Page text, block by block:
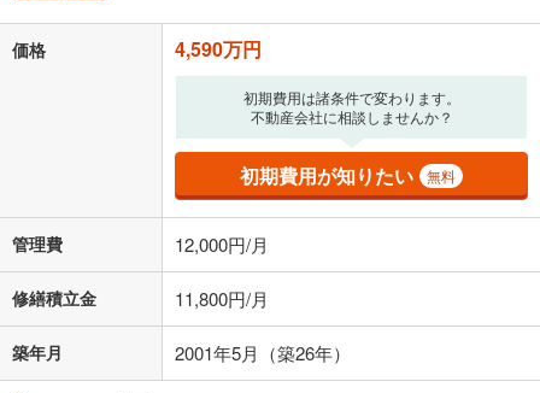
「金利」については、ご利用を予定されている金融機関等にご確認の
上、ご自身での入力をお願いいたします。初期設定で自動入力されてい
の金融機関等における貸出金利を何ら保証するものではありません。返
済方法「元利均等返済」にて算出しております。入力された金利を35年
適用した場合の計算結果を表示しています。
その他月額費用や、初期費用がかかります。ご注意ください。実際にお
借り入れの際は各金融機関等に、必ずご自身でご確認をお願いいたしま
不動産会社に購入相談をする
閉じる
価格 4,590万円
初期費用は諸条件で変わります。
不動産会社に相談しませんか？
初期費用が知りたい 無料
管理費 12,000円/月
修繕積立金 11,800円/月
築年月 2001年5月（築26年）